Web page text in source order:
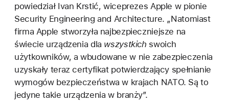
powiedział Ivan Krstić, wiceprezes Apple w pionie
Security Engineering and Architecture. „Natomiast
firma Apple stworzyła najbezpieczniejsze na
świecie urządzenia dla wszystkich swoich
użytkowników, a wbudowane w nie zabezpieczenia
uzyskały teraz certyfikat potwierdzający spełnianie
wymogów bezpieczeństwa w krajach NATO. Są to
jedyne takie urządzenia w branży”.